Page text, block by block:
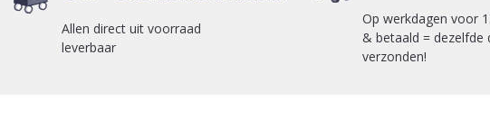
Allen direct uit voorraad
leverbaar
Op werkdagen voor
& betaald = dezelfde
verzonden!